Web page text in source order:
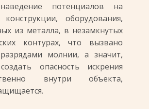
потенциалов на
конструкции, оборудования,
из металла, в незамкнутых
контурах, что вызвано
молнии, а значит,
опасность искрения
внутри объекта,